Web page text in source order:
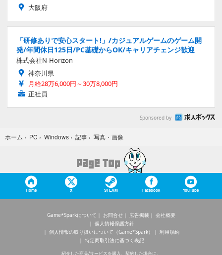
大阪府
「研修ありで安心スタート!」/カジュアルゲームのゲーム開
発/年間休日125日/PC基礎からOK/キャリアチェンジ歓迎
株式会社N-Horizon
神奈川県
月給28万6,000円～30万8,000円
正社員
Sponsored by
ホーム › PC › Windows › 記事 › 写真・画像
Home X STEAM Facebook YouTube
Game*Sparkについて お問合せ 広告掲載
会社概要
個人情報保護方針
個人情報の取り扱いについて（Game*Spark）
利用規約
特定商取引法に基づく表記
紹介した商品/サービスを購入、契約した場合に、